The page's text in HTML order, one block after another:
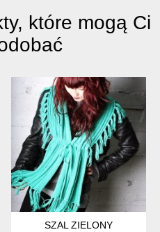
które mogą Ci
SZAL ZIELONY